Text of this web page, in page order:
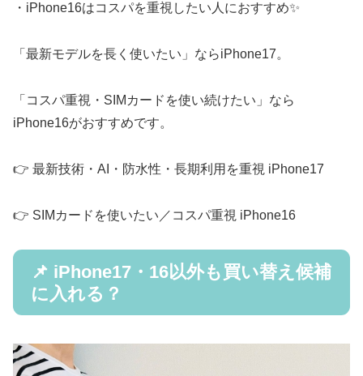
・iPhone16はコスパを重視したい人におすすめ✨
「最新モデルを長く使いたい」ならiPhone17。
「コスパ重視・SIMカードを使い続けたい」なら
iPhone16がおすすめです。
👉️ 最新技術・AI・防水性・長期利用を重視 iPhone17
👉️ SIMカードを使いたい／コスパ重視 iPhone16
📌 iPhone17・16以外も買い替え候補
に入れる？